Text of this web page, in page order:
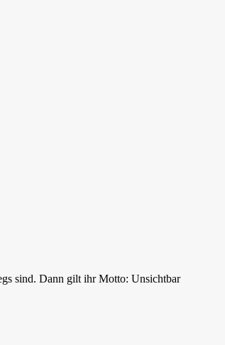
sind. Dann gilt ihr Motto: Unsichtbar